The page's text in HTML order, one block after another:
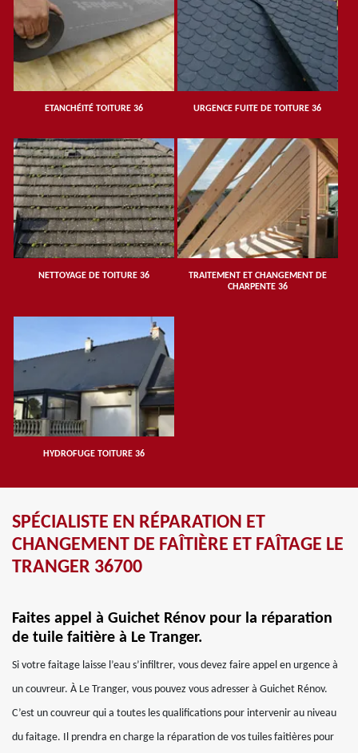
ETANCHÉITÉ TOITURE 36 URGENCE FUITE DE TOITURE 36
NETTOYAGE DE TOITURE 36
TRAITEMENT ET CHANGEMENT DE
CHARPENTE 36
HYDROFUGE TOITURE 36
SPÉCIALISTE EN RÉPARATION ET
CHANGEMENT DE FAÎTIÈRE ET FAÎTAGE LE
TRANGER 36700
Faites appel à Guichet Rénov pour la réparation
de tuile faitière à Le Tranger.
Si votre faitage laisse l’eau s’infiltrer, vous devez faire appel en urgence à
un couvreur. À Le Tranger, vous pouvez vous adresser à Guichet Rénov.
C’est un couvreur qui a toutes les qualifications pour intervenir au niveau
du faitage. Il prendra en charge la réparation de vos tuiles faitières pour